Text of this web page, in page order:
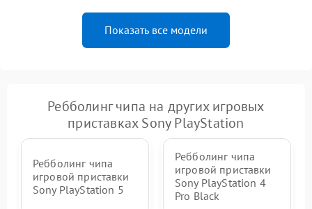
Показать все модели
Ребболинг чипа на других игровых
приставках Sony PlayStation
Ребболинг чипа
игровой приставки
Sony PlayStation 5
Ребболинг чипа
игровой приставки
Sony PlayStation 4
Pro Black